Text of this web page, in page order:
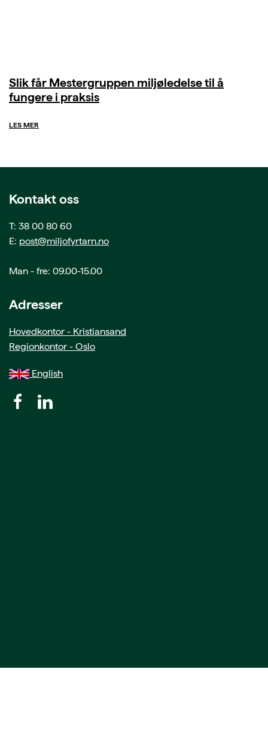
Slik får Mestergruppen miljøledelse til å
fungere i praksis
LES MER
Kontakt oss
T: 38 00 80 60
E: post@miljofyrtarn.no
Man - fre: 09.00-15.00
Adresser
Hovedkontor - Kristiansand
Regionkontor - Oslo
English